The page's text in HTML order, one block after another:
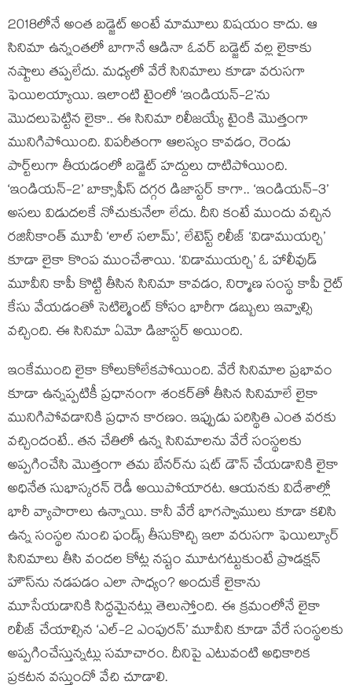
2018లోనే అంత బడ్జెట్ అంటే మామూలు విషయం కాదు. ఆ
సినిమా ఉన్నంతలో బాగానే ఆడినా ఓవర్ బడ్జెట్ వల్ల లైకాకు
నష్టాలు తప్పలేదు. మధ్యలో వేరే సినిమాలు కూడా వరుసగా
ఫెయిలయ్యాయి. ఇలాంటి టైంలో ‘ఇండియన్-2’ను
మొదలుపెట్టిన లైకా.. ఈ సినిమా రిలీజయ్యే టైంకి మొత్తంగా
మునిగిపోయింది. విపరీతంగా ఆలస్యం కావడం, రెండు
పార్ట్‌లుగా తీయడంలో బడ్జెట్ హద్దులు దాటిపోయింది.
‘ఇండియన్-2’ బాక్సాఫీస్ దగ్గర డిజాస్టర్ కాగా.. ‘ఇండియన్-3’
అసలు విడుదలకే నోచుకునేలా లేదు. దీని కంటే ముందు వచ్చిన
రజినీకాంత్ మూవీ ‘లాల్ సలామ్’, లేటెస్ట్‌ రిలీజ్ ‘విడాముయర్చి’
కూడా లైకా కొంప ముంచేశాయి. ‘విడాముయర్చి’ ఓ హాలీవుడ్
మూవీని కాపీ కొట్టి తీసిన సినిమా కావడం, నిర్మాణ సంస్థ కాపీ రైట్
కేసు వేయడంతో సెటిల్మెంట్ కోసం భారీగా డబ్బులు ఇవ్వాల్సి
వచ్చింది. ఈ సినిమా ఏమో డిజాస్టర్ అయింది.
ఇంకేముంది లైకా కోలుకోలేకపోయింది. వేరే సినిమాల ప్రభావం
కూడా ఉన్నప్పటికీ ప్రధానంగా శంకర్‌తో తీసిన సినిమాలే లైకా
మునిగిపోవడానికి ప్రధాన కారణం. ఇప్పుడు పరిస్థితి ఎంత వరకు
వచ్చిందంటే.. తన చేతిలో ఉన్న సినిమాలను వేరే సంస్థలకు
అప్పగించేసి మొత్తంగా తమ బేనర్‌ను షట్ డౌన్ చేయడానికి లైకా
అధినేత సుభాస్కరన్ రెడీ అయిపోయారట. ఆయనకు విదేశాల్లో
భారీ వ్యాపారాలు ఉన్నాయి. కానీ వేరే భాగస్వాములు కూడా కలిసి
ఉన్న సంస్థల నుంచి ఫండ్స్ తీసుకొచ్చి ఇలా వరుసగా ఫెయిల్యూర్
సినిమాలు తీసి వందల కోట్ల నష్టం మూటగట్టుకుంటే ప్రొడక్షన్
హౌస్‌ను నడపడం ఎలా సాధ్యం? అందుకే లైకాను
మూసేయడానికి సిద్ధమైనట్లు తెలుస్తోంది. ఈ క్రమంలోనే లైకా
రిలీజ్ చేయాల్సిన ‘ఎల్-2 ఎంపురన్’ మూవీని కూడా వేరే సంస్థలకు
అప్పగించేస్తున్నట్లు సమాచారం. దీనిపై ఎటువంటి అధికారిక
ప్రకటన వస్తుందో వేచి చూడాలి.